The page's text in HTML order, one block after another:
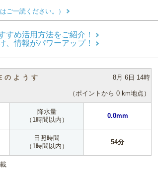
ご一読ください。）
すめ活用方法をご紹介！
、情報がパワーアップ！
のようす 8月 6日 14時
（ポイントから 0 km地点）
降水量
（1時間以内）
0.0mm
日照時間
（1時間以内）
54分